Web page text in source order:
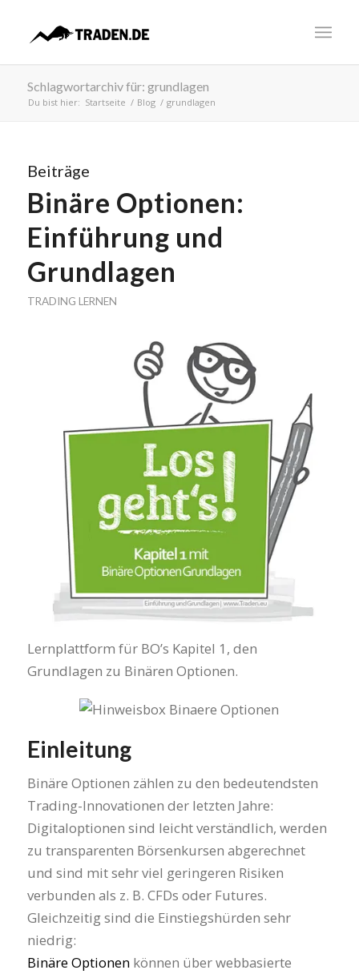
Schlagwortarchiv für: grundlagen
Du bist hier: Startseite / Blog / grundlagen
Beiträge
Binäre Optionen:
Einführung und
Grundlagen
TRADING LERNEN
Lernplattform für BO’s Kapitel 1, den
Grundlagen zu Binären Optionen.
Einleitung
Binäre Optionen zählen zu den bedeutendsten
Trading-Innovationen der letzten Jahre:
Digitaloptionen sind leicht verständlich, werden
zu transparenten Börsenkursen abgerechnet
und sind mit sehr viel geringeren Risiken
verbunden als z. B. CFDs oder Futures.
Gleichzeitig sind die Einstiegshürden sehr
niedrig:
Binäre Optionenkönnen über webbasierte